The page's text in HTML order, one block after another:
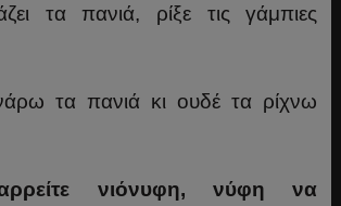
τα πανιά, ρίξε τις γάμπιες
τα πανιά κι ουδέ τα ρίχνω
νιόνυφη, νύφη να